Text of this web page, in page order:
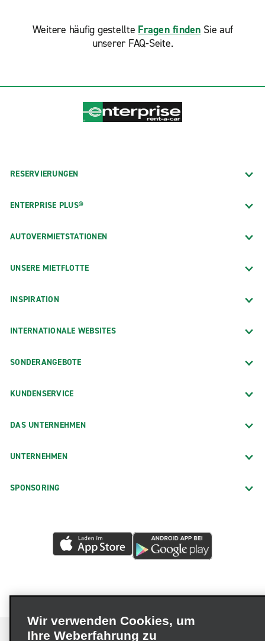
Weitere häufig gestellte Fragen finden Sie auf
unserer FAQ-Seite.
RESERVIERUNGEN
ENTERPRISE PLUS®
AUTOVERMIETSTATIONEN
UNSERE MIETFLOTTE
INSPIRATION
INTERNATIONALE WEBSITES
SONDERANGEBOTE
KUNDENSERVICE
DAS UNTERNEHMEN
UNTERNEHMEN
SPONSORING
Wir verwenden Cookies, um
Ihre Weberfahrung zu